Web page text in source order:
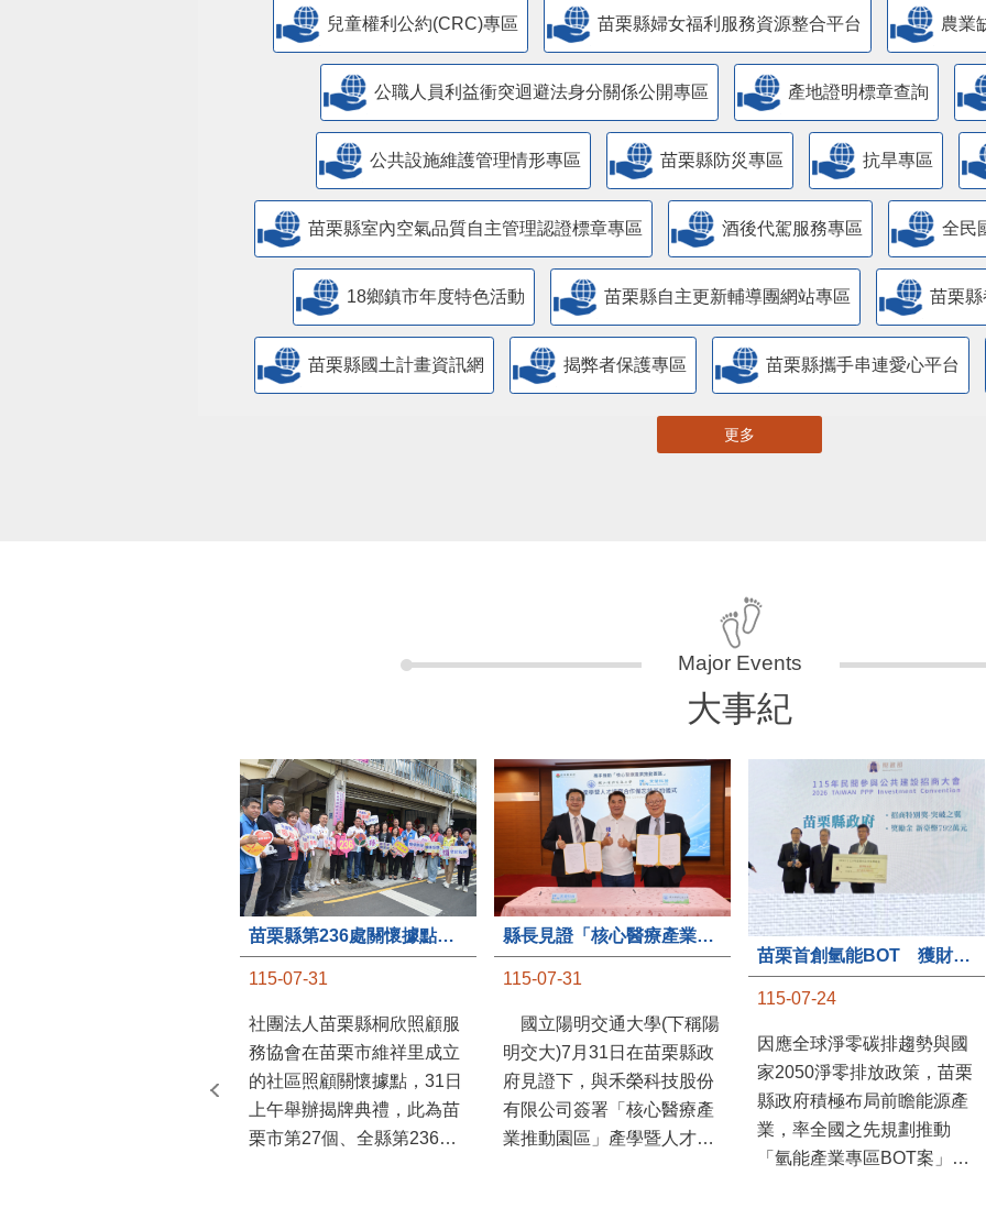
兒童權利公約(CRC)專區 苗栗縣婦女福利服務資源整合平台 農業
公職人員利益衝突迴避法身分關係公開專區 產地證明標章查詢
​公共設施維護管理情形專區 苗栗縣防災專區 抗旱專區
苗栗縣室內空氣品質自主管理認證標章專區 酒後代駕服務專區 全民
18鄉鎮市年度特色活動 苗栗縣自主更新輔導團網站專區 苗栗
苗栗縣國土計畫資訊網 揭弊者保護專區 苗栗縣攜手串連愛心平台
更多
大事紀
苗栗縣第236處關懷據點在苗栗市維祥里揭牌
115-07-31
社團法人苗栗縣桐欣照顧服
務協會在苗栗市維祥里成立
的社區照顧關懷據點，31日
上午舉辦揭牌典禮，此為苗
栗市第27個、全縣第236處
縣長見證「核心醫療產業推動園區」產學合作簽約儀式
115-07-31
國立陽明交通大學(下稱陽
明交大)7月31日在苗栗縣政
府見證下，與禾榮科技股份
有限公司簽署「核心醫療產
業推動園區」產學暨人才培
苗栗首創氫能BOT 獲財政部「突破之翼」肯定
115-07-24
因應全球淨零碳排趨勢與國
家2050淨零排放政策，苗栗
縣政府積極布局前瞻能源產
業，率全國之先規劃推動
「氫能產業專區BOT案」，